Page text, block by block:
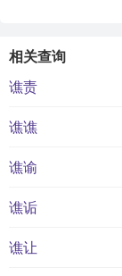
相关查询
谯责
谯谯
谯谕
谯诟
谯让